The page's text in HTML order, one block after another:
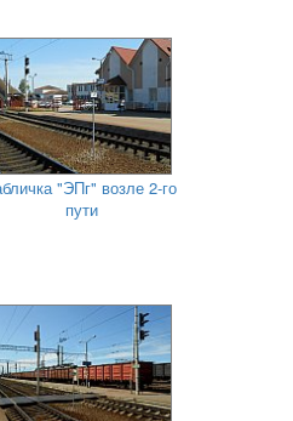
"ЭПг" возле 2-го
пути